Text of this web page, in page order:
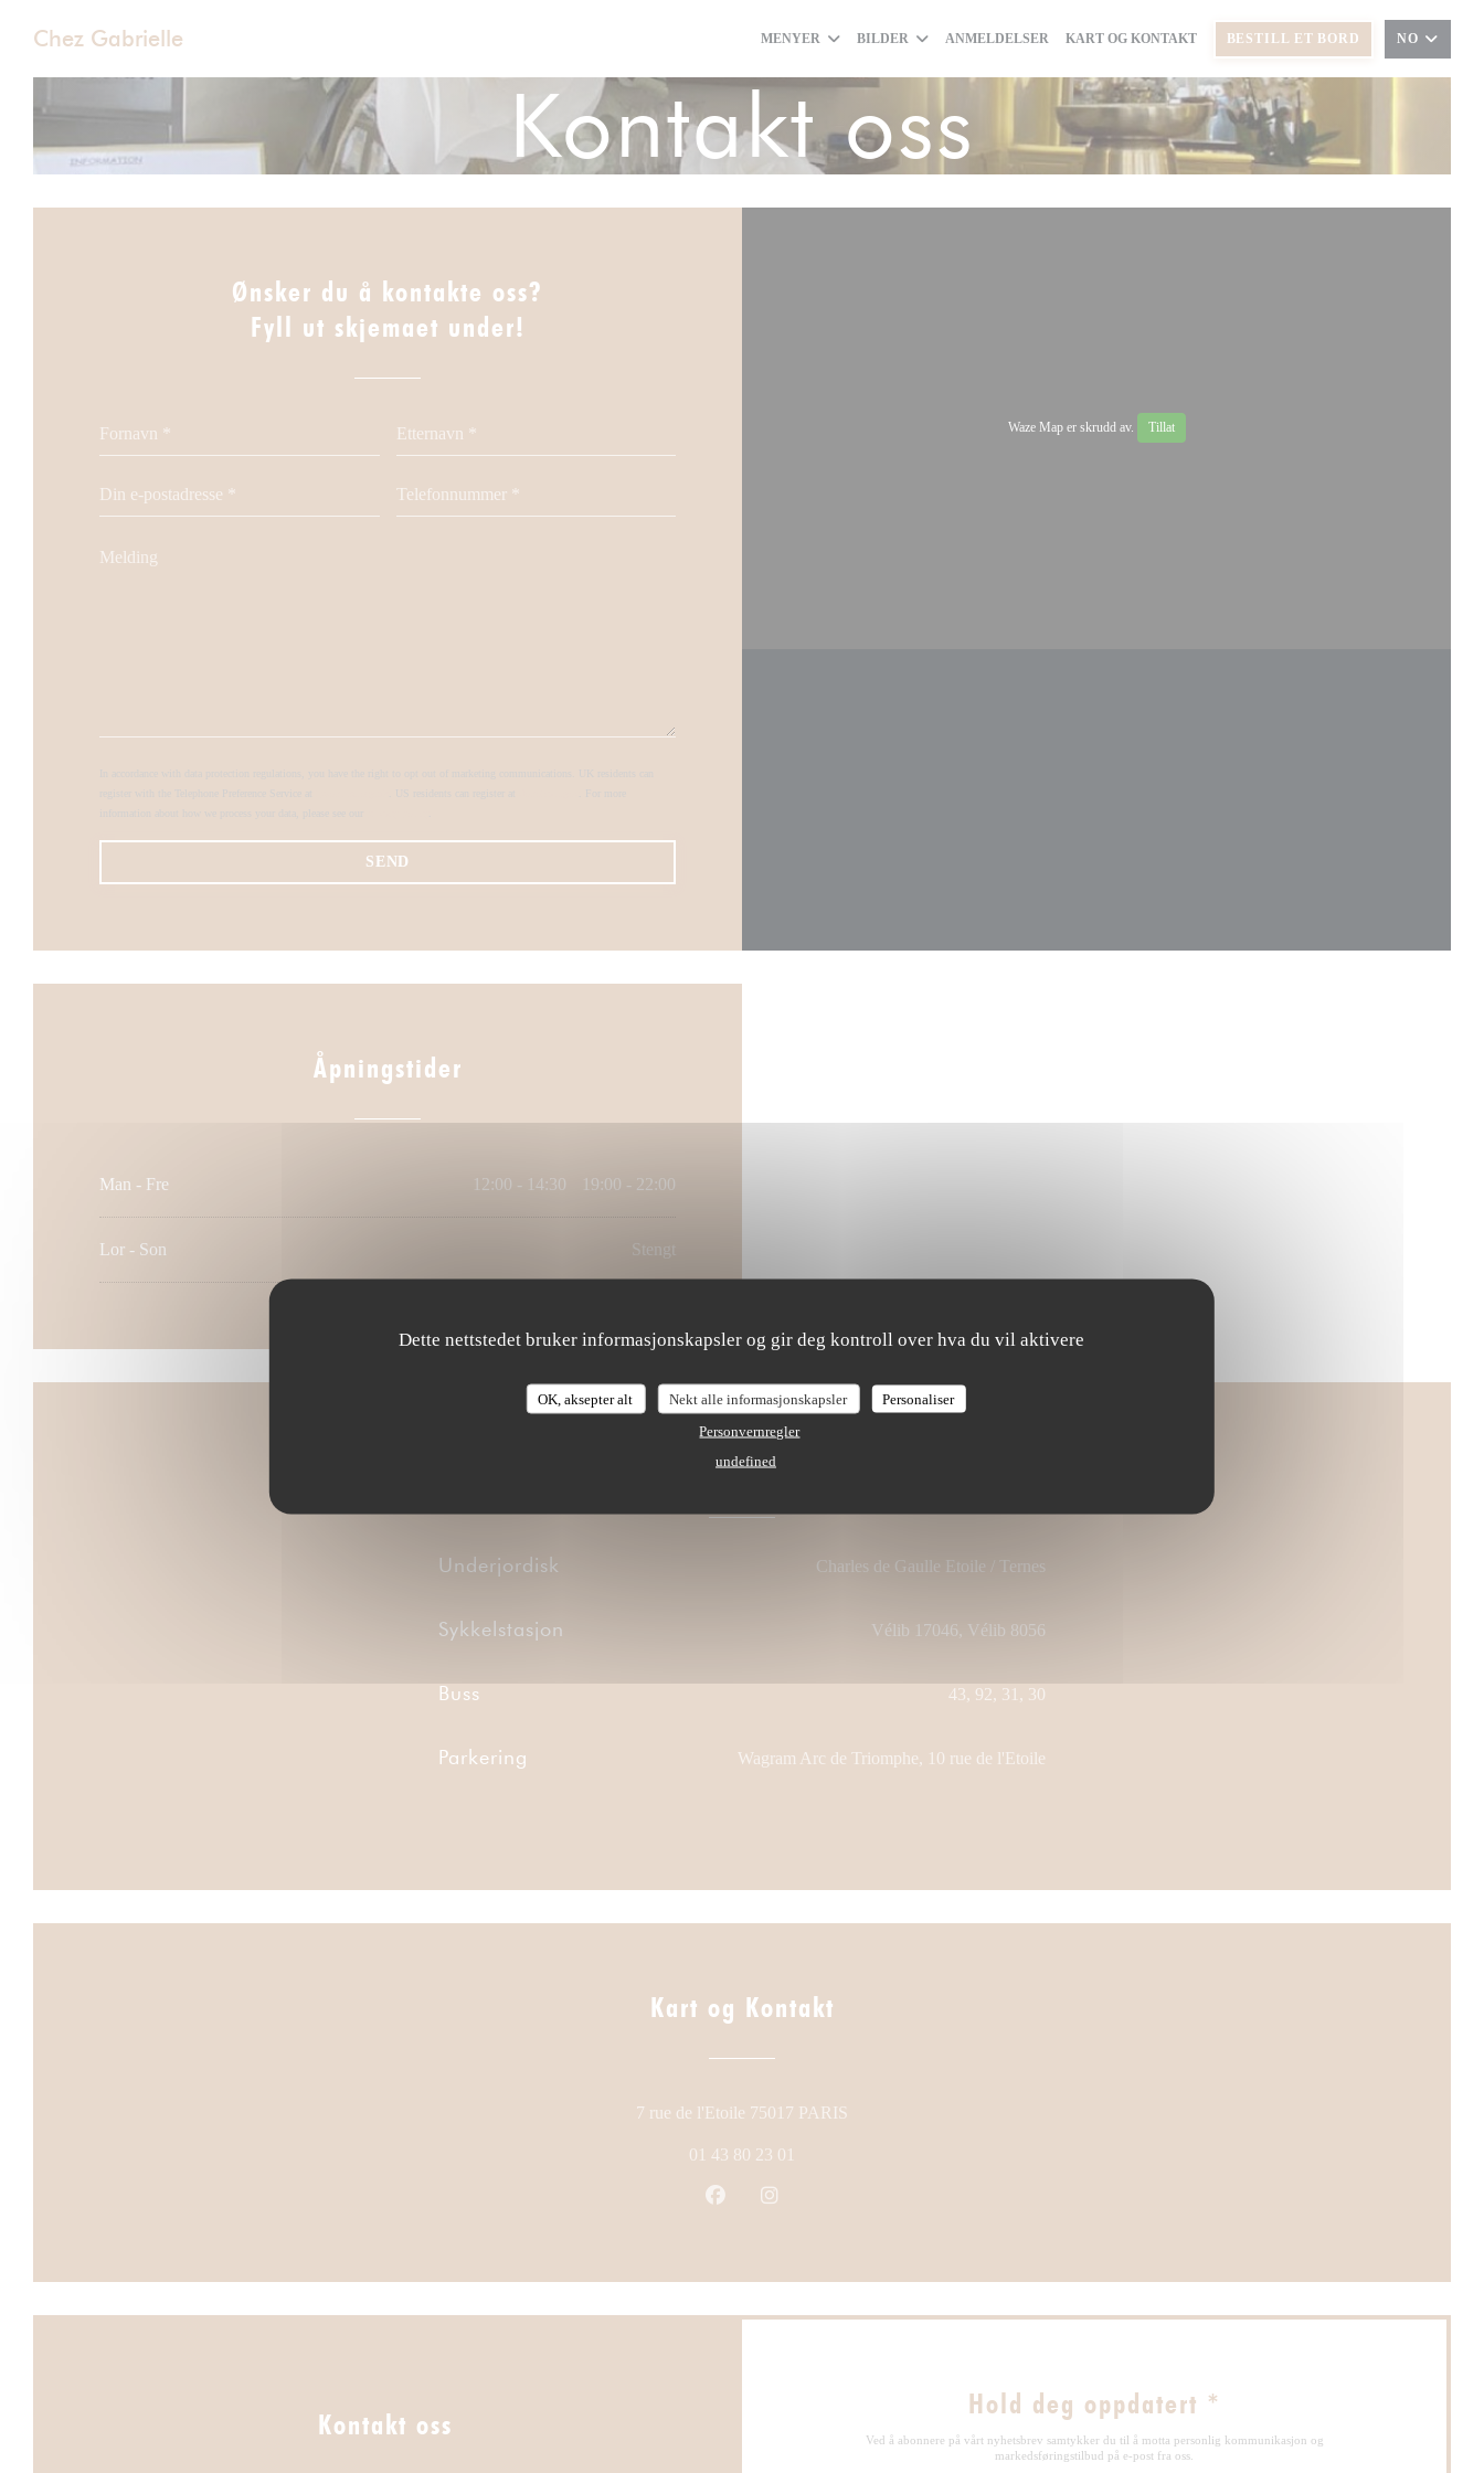
Dette nettstedet bruker informasjonskapsler og gir deg kontroll over hva du vil aktivere
OK, aksepter alt Nekt alle informasjonskapsler
Personaliser
Personvernregler
undefined
Chez Gabrielle MENYER BILDER ANMELDELSER KART OG KONTAKT BESTILL ET BORD NO
Kontakt oss
Ønsker du å kontakte oss?
Fyll ut skjemaet under!
Waze Map er skrudd av. Tillat
Åpningstider
Man - Fre 12:00 - 14:30 19:00 - 22:00
Lor - Son Stengt
Tilgang
Underjordisk Charles de Gaulle Etoile / Ternes
Sykkelstasjon Vélib 17046, Vélib 8056
Buss 43, 92, 31, 30
Parkering Wagram Arc de Triomphe, 10 rue de l'Etoile
Kart og Kontakt
7 rue de l'Etoile 75017 PARIS
01 43 80 23 01
Facebook ((åpner i et nytt vindu))
Kontakt oss
Hold deg oppdatert *
Ved å abonnere på vårt nyhetsbrev samtykker du til å motta personlig kommunikasjon og
markedsføringstilbud på e-post fra oss.